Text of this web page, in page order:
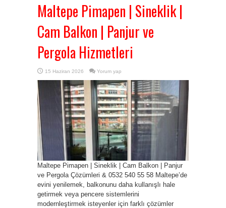
Maltepe Pimapen | Sineklik |
Cam Balkon | Panjur ve
Pergola Hizmetleri
15 Haziran 2026 Yorum yap
Maltepe Pimapen | Sineklik | Cam Balkon | Panjur
ve Pergola Çözümleri & 0532 540 55 58 Maltepe’de
evini yenilemek, balkonunu daha kullanışlı hale
getirmek veya pencere sistemlerini
modernleştirmek isteyenler için farklı çözümler